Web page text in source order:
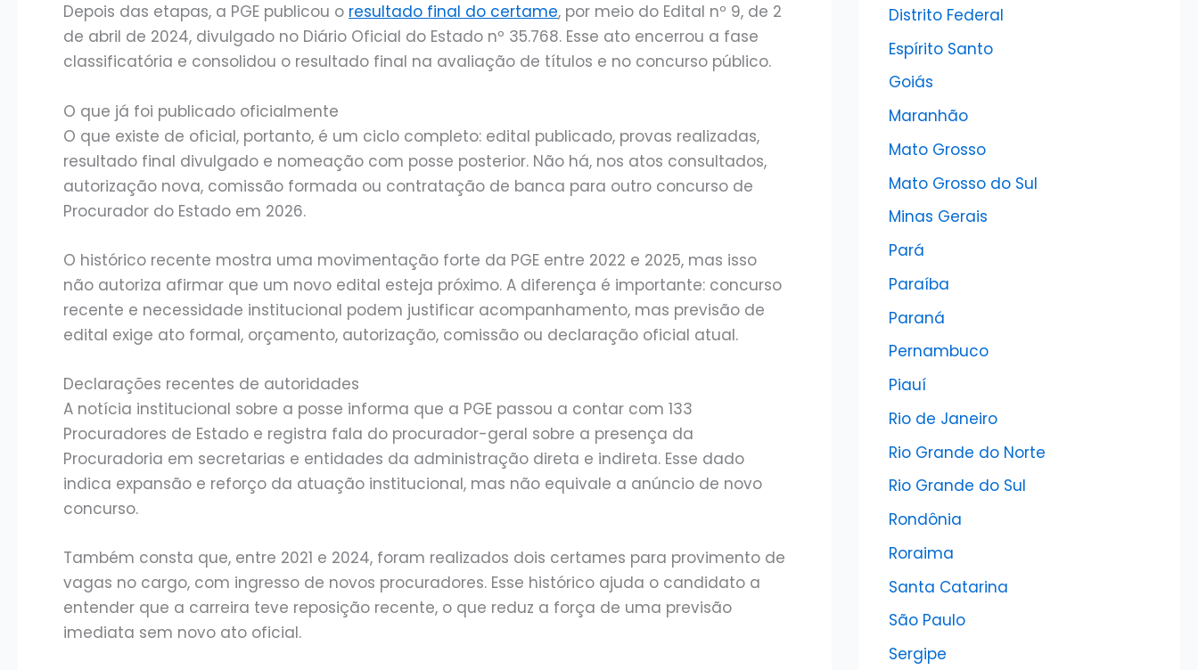
Depois das etapas, a PGE publicou o resultado final do certame, por meio do Edital nº 9, de 2
de abril de 2024, divulgado no Diário Oficial do Estado nº 35.768. Esse ato encerrou a fase
classificatória e consolidou o resultado final na avaliação de títulos e no concurso público.
O que já foi publicado oficialmente
O que existe de oficial, portanto, é um ciclo completo: edital publicado, provas realizadas,
resultado final divulgado e nomeação com posse posterior. Não há, nos atos consultados,
autorização nova, comissão formada ou contratação de banca para outro concurso de
Procurador do Estado em 2026.
O histórico recente mostra uma movimentação forte da PGE entre 2022 e 2025, mas isso
não autoriza afirmar que um novo edital esteja próximo. A diferença é importante: concurso
recente e necessidade institucional podem justificar acompanhamento, mas previsão de
edital exige ato formal, orçamento, autorização, comissão ou declaração oficial atual.
Declarações recentes de autoridades
A notícia institucional sobre a posse informa que a PGE passou a contar com 133
Procuradores de Estado e registra fala do procurador-geral sobre a presença da
Procuradoria em secretarias e entidades da administração direta e indireta. Esse dado
indica expansão e reforço da atuação institucional, mas não equivale a anúncio de novo
concurso.
Também consta que, entre 2021 e 2024, foram realizados dois certames para provimento de
vagas no cargo, com ingresso de novos procuradores. Esse histórico ajuda o candidato a
entender que a carreira teve reposição recente, o que reduz a força de uma previsão
imediata sem novo ato oficial.
Distrito Federal
Espírito Santo
Goiás
Maranhão
Mato Grosso
Mato Grosso do Sul
Minas Gerais
Pará
Paraíba
Paraná
Pernambuco
Piauí
Rio de Janeiro
Rio Grande do Norte
Rio Grande do Sul
Rondônia
Roraima
Santa Catarina
São Paulo
Sergipe